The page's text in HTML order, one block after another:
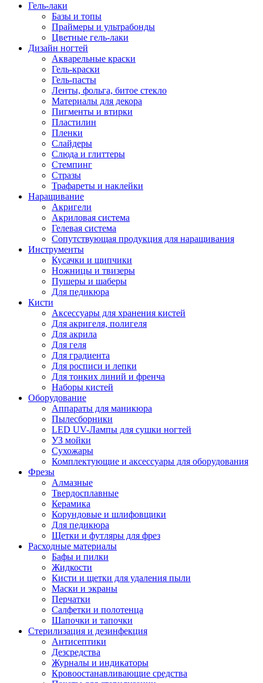
Гель-лаки
Базы и топы
Праймеры и ультрабонды
Цветные гель-лаки
Дизайн ногтей
Акварельные краски
Гель-краски
Гель-пасты
Ленты, фольга, битое стекло
Материалы для декора
Пигменты и втирки
Пластилин
Пленки
Слайдеры
Слюда и глиттеры
Стемпинг
Стразы
Трафареты и наклейки
Наращивание
Акригели
Акриловая система
Гелевая система
Сопутствующая продукция для наращивания
Инструменты
Кусачки и щипчики
Ножницы и твизеры
Пушеры и шаберы
Для педикюра
Кисти
Аксессуары для хранения кистей
Для акригеля, полигеля
Для акрила
Для геля
Для градиента
Для росписи и лепки
Для тонких линий и френча
Наборы кистей
Оборудование
Аппараты для маникюра
Пылесборники
LED UV-Лампы для сушки ногтей
УЗ мойки
Сухожары
Комплектующие и аксессуары для оборудования
Фрезы
Алмазные
Твердосплавные
Керамика
Корундовые и шлифовщики
Для педикюра
Щетки и футляры для фрез
Расходные материалы
Бафы и пилки
Жидкости
Кисти и щетки для удаления пыли
Маски и экраны
Перчатки
Салфетки и полотенца
Шапочки и тапочки
Стерилизация и дезинфекция
Антисептики
Дезсредства
Журналы и индикаторы
Кровоостанавливающие средства